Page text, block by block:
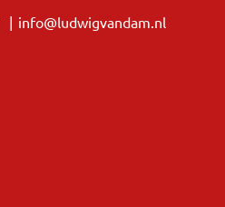
| info@ludwigvandam.nl